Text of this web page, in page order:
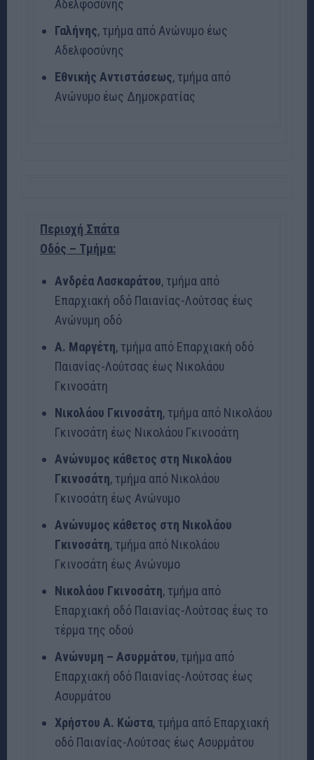
Αδελφοσύνης
Γαλήνης, τμήμα από Ανώνυμο έως
Αδελφοσύνης
Εθνικής Αντιστάσεως, τμήμα από
Ανώνυμο έως Δημοκρατίας
Περιοχή Σπάτα
Οδός – Τμήμα:
Ανδρέα Λασκαράτου, τμήμα από
Επαρχιακή οδό Παιανίας-Λούτσας έως
Ανώνυμη οδό
Α. Μαργέτη, τμήμα από Επαρχιακή οδό
Παιανίας-Λούτσας έως Νικολάου
Γκινοσάτη
Νικολάου Γκινοσάτη, τμήμα από Νικολάου
Γκινοσάτη έως Νικολάου Γκινοσάτη
Ανώνυμος κάθετος στη Νικολάου
Γκινοσάτη, τμήμα από Νικολάου
Γκινοσάτη έως Ανώνυμο
Ανώνυμος κάθετος στη Νικολάου
Γκινοσάτη, τμήμα από Νικολάου
Γκινοσάτη έως Ανώνυμο
Νικολάου Γκινοσάτη, τμήμα από
Επαρχιακή οδό Παιανίας-Λούτσας έως το
τέρμα της οδού
Ανώνυμη – Ασυρμάτου, τμήμα από
Επαρχιακή οδό Παιανίας-Λούτσας έως
Ασυρμάτου
Χρήστου Α. Κώστα, τμήμα από Επαρχιακή
οδό Παιανίας-Λούτσας έως Ασυρμάτου